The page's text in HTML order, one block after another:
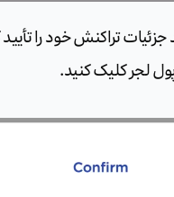
جزئیات تراکنش خود را تأیید
لجر کلیک کنید.